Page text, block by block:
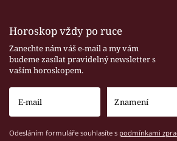
Horoskop vždy po ruce
Zanechte nám váš e-mail a my vám
budeme zasílat pravidelný newsletter s
vaším horoskopem.
Odesláním formuláře souhlasíte s podmínkami